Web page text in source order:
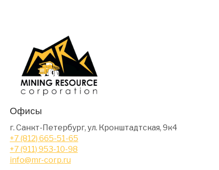
Офисы
г. Санкт-Петербург, ул. Кронштадтская, 9к4
+7 (812) 665-51-65
+7 (911) 953-10-98
info@mr-corp.ru